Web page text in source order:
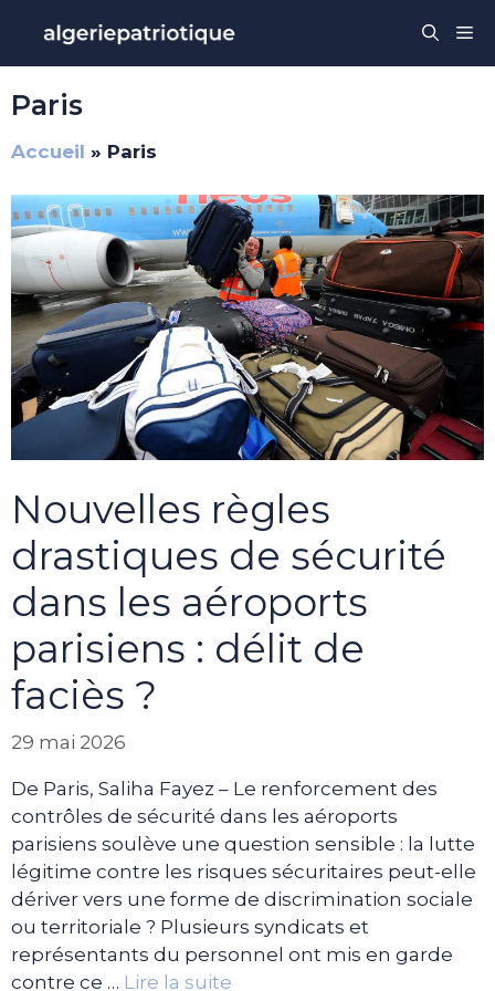
contenu
Paris
Accueil » Paris
Nouvelles règles
drastiques de sécurité
dans les aéroports
parisiens : délit de
faciès ?
29 mai 2026
De Paris, Saliha Fayez – Le renforcement des
contrôles de sécurité dans les aéroports
parisiens soulève une question sensible : la lutte
légitime contre les risques sécuritaires peut-elle
dériver vers une forme de discrimination sociale
ou territoriale ? Plusieurs syndicats et
représentants du personnel ont mis en garde
contre ce … Lire la suite